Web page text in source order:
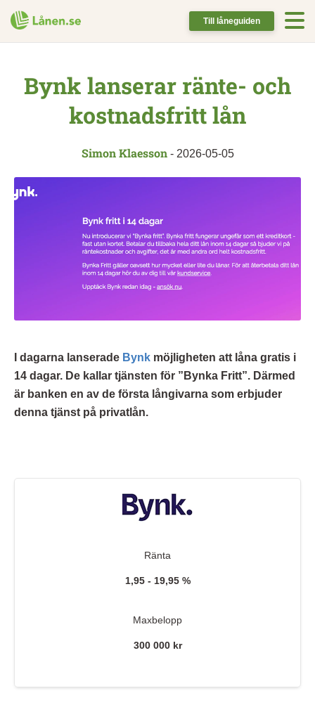
Till låneguiden
Bynk lanserar ränte- och
kostnadsfritt lån
Simon Klaesson- 2026-05-05
I dagarna lanserade Bynk möjligheten att låna gratis i
14 dagar. De kallar tjänsten för ”Bynka Fritt”. Därmed
är banken en av de första långivarna som erbjuder
denna tjänst på privatlån.
Ränta
1,95 - 19,95 %
Maxbelopp
300 000 kr